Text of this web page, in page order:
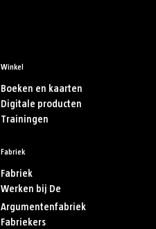
Winkel
Boeken en kaarten
Digitale producten
Trainingen
Fabriek
Fabriek
Werken bij De
Argumentenfabriek
Fabriekers